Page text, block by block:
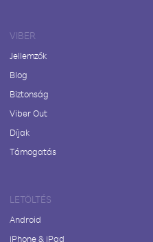
VIBER
Jellemzők
Blog
Biztonság
Viber Out
Díjak
Támogatás
LETÖLTÉS
Android
iPhone & iPad